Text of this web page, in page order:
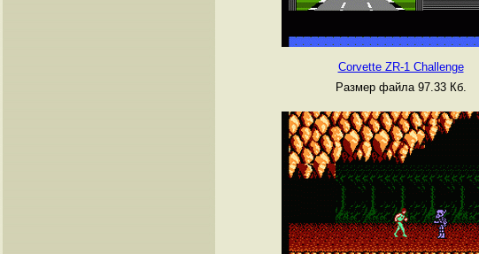
Corvette ZR-1 Challenge
Размер файла 97.33 Кб.